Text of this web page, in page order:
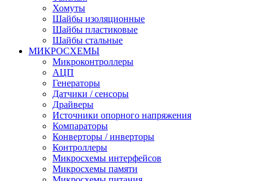
Хомуты
Шайбы изоляционные
Шайбы пластиковые
Шайбы стальные
МИКРОСХЕМЫ
Микроконтроллеры
АЦП
Генераторы
Датчики / сенсоры
Драйверы
Источники опорного напряжения
Компараторы
Конверторы / инверторы
Контроллеры
Микросхемы интерфейсов
Микросхемы памяти